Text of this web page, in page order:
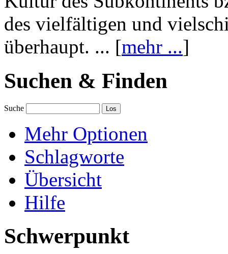
des vielfältigen und
überhaupt. ... [mehr ...]
Suchen & Finden
Suche
Mehr Optionen
Schlagworte
Übersicht
Hilfe
Schwerpunkt